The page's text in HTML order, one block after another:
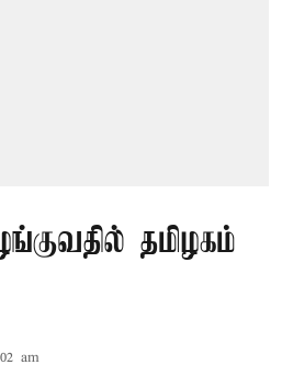
தமிழகம்
am